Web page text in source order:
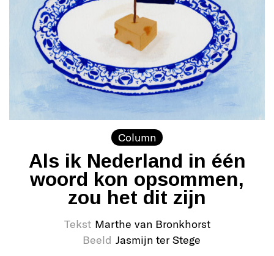
Column
Als ik Nederland in één
woord kon opsommen,
zou het dit zijn
Tekst Marthe van Bronkhorst
Beeld Jasmijn ter Stege